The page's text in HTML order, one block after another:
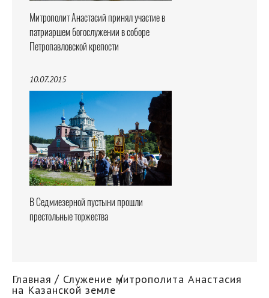
Митрополит Анастасий принял участие в
патриаршем богослужении в соборе
Петропавловской крепости
10.07.2015
В Седмиезерной пустыни прошли
престольные торжества
Главная Служение митрополита Анастасия
на Казанской земле